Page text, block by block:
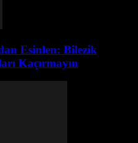
Esinlen: Bilezik
Kaçırmayın